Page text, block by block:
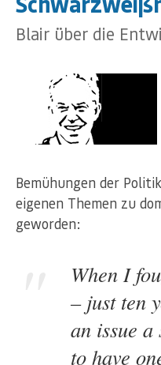
Blair über die
Bemühungen der
eigenen Themen zu
geworden:
When I
– just ten
an issue
to have